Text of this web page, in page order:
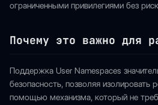
ограниченными привилегиями без
Почему это важно для
Поддержка User Namespaces
безопасность, позволяя изолировать
помощью механизма, который не